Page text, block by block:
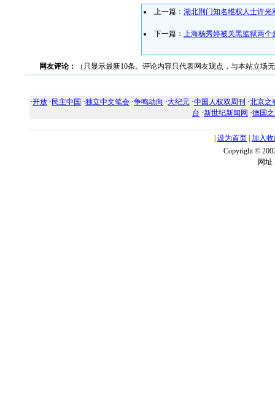
上一篇： 湖北荆门知名维权人士许光
下一篇： 上海杨秀婷被关黑监狱两个
网友评论： （只显示最新10条。评论内容只代表网友观点，与本站立场
·开放 · 民主中国 ·独立中文笔会 ·争鸣动向 ·大纪元 ·中国人权双周刊 ·北京之
台 ·新世纪新闻网 ·德国
设为首页 加入
Copyright ©
网址